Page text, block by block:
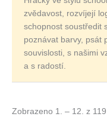
zvědavost, rozvíjejí
schopnost soustředit
poznávat barvy, psát
souvislosti, s našimi
a s radostí.
Zobrazeno 1. – 12. z